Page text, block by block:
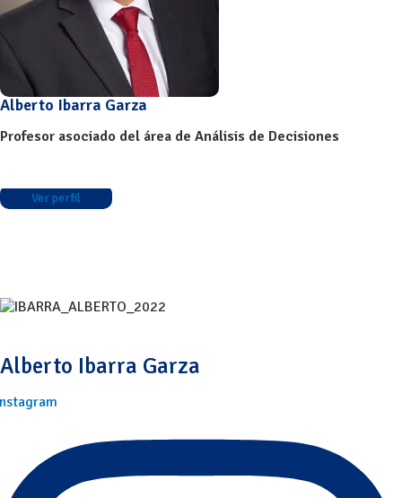
Alberto Ibarra Garza
Profesor asociado del área de Análisis de Decisiones
Ver perfil
Alberto Ibarra Garza